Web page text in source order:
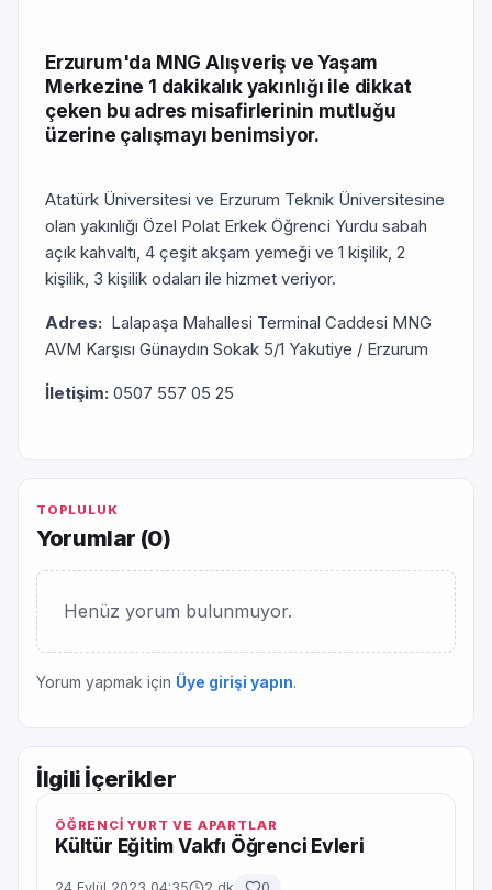
Erzurum'da MNG Alışveriş ve Yaşam
Merkezine 1 dakikalık yakınlığı ile dikkat
çeken bu adres misafirlerinin mutluğu
üzerine çalışmayı benimsiyor.
Atatürk Üniversitesi ve Erzurum Teknik Üniversitesine
olan yakınlığı Özel Polat Erkek Öğrenci Yurdu sabah
açık kahvaltı, 4 çeşit akşam yemeği ve 1 kişilik, 2
kişilik, 3 kişilik odaları ile hizmet veriyor.
Adres: Lalapaşa Mahallesi Terminal Caddesi MNG
AVM Karşısı Günaydın Sokak 5/1 Yakutiye / Erzurum
İletişim: 0507 557 05 25
TOPLULUK
Yorumlar (0)
Henüz yorum bulunmuyor.
Yorum yapmak için Üye girişi yapın.
İlgili İçerikler
ÖĞRENCİ YURT VE APARTLAR
Kültür Eğitim Vakfı Öğrenci Evleri